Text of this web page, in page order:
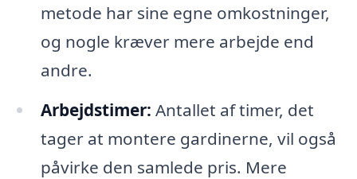
metode har sine egne omkostninger,
og nogle kræver mere arbejde end
andre.
Arbejdstimer: Antallet af timer, det
tager at montere gardinerne, vil også
påvirke den samlede pris. Mere